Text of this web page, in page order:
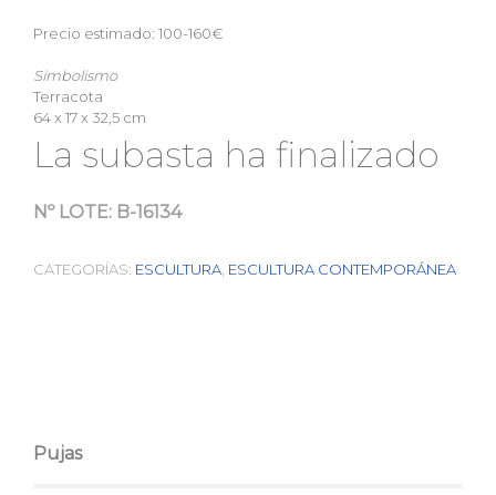
Precio estimado: 100-160€
Simbolismo
Terracota
64 x 17 x 32,5 cm
La subasta ha finalizado
Nº LOTE: B-16134
CATEGORÍAS: ESCULTURA, ESCULTURA CONTEMPORÁNEA
Pujas